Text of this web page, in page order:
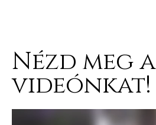
Nézd meg a
videónkat!